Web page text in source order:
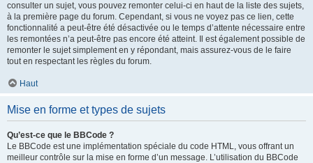
consulter un sujet, vous pouvez remonter celui-ci en haut de la liste des sujets,
à la première page du forum. Cependant, si vous ne voyez pas ce lien, cette
fonctionnalité a peut-être été désactivée ou le temps d’attente nécessaire entre
les remontées n’a peut-être pas encore été atteint. Il est également possible de
remonter le sujet simplement en y répondant, mais assurez-vous de le faire
tout en respectant les règles du forum.
Haut
Mise en forme et types de sujets
Qu’est-ce que le BBCode ?
Le BBCode est une implémentation spéciale du code HTML, vous offrant un
meilleur contrôle sur la mise en forme d’un message. L’utilisation du BBCode